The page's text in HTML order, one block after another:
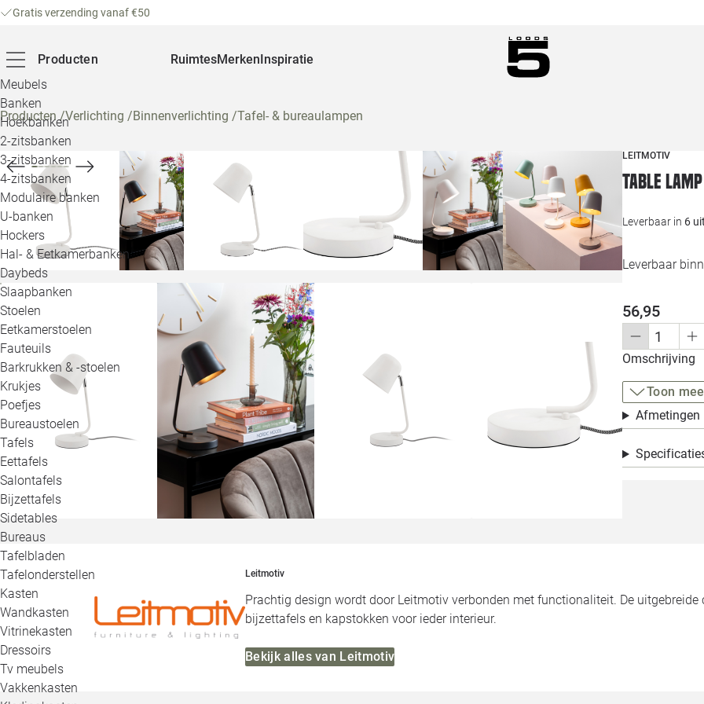
Gratis verzending vanaf €50
Producten
Meubels
Banken
Hoekbanken
2-zitsbanken
3-zitsbanken
4-zitsbanken
Modulaire banken
U-banken
Hockers
Hal- & Eetkamerbanken
Daybeds
Slaapbanken
Stoelen
Eetkamerstoelen
Fauteuils
Barkrukken & -stoelen
Krukjes
Poefjes
Bureaustoelen
Tafels
Eettafels
Salontafels
Bijzettafels
Sidetables
Bureaus
Tafelbladen
Tafelonderstellen
Kasten
Wandkasten
Vitrinekasten
Dressoirs
Tv meubels
Vakkenkasten
RuimtesMerkenInspiratie
Producten/Verlichting /Binnenverlichting /Tafel- & bureaulampen
LEITMOTIV
Table
Leverbaar in 6
Leverbaar
56,95
Omschrijving
Toon
Afmetingen
Leitmotiv
Prachtig design wordt door Leitmotiv verbonden met functionaliteit. De
bijzettafels en kapstokken voor ieder interieur.
Bekijk alles van Leitmotiv